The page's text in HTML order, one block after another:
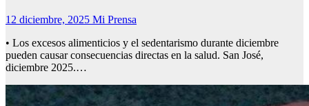
12 diciembre, 2025 Mi Prensa
• Los excesos alimenticios y el sedentarismo durante diciembre
pueden causar consecuencias directas en la salud. San José,
diciembre 2025.…